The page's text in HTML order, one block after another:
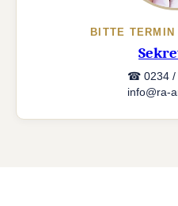
BITTE TERMIN
☎ 0234 /
info@ra-